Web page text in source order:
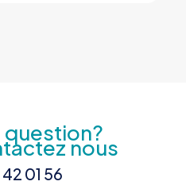
question?
nous
01 56